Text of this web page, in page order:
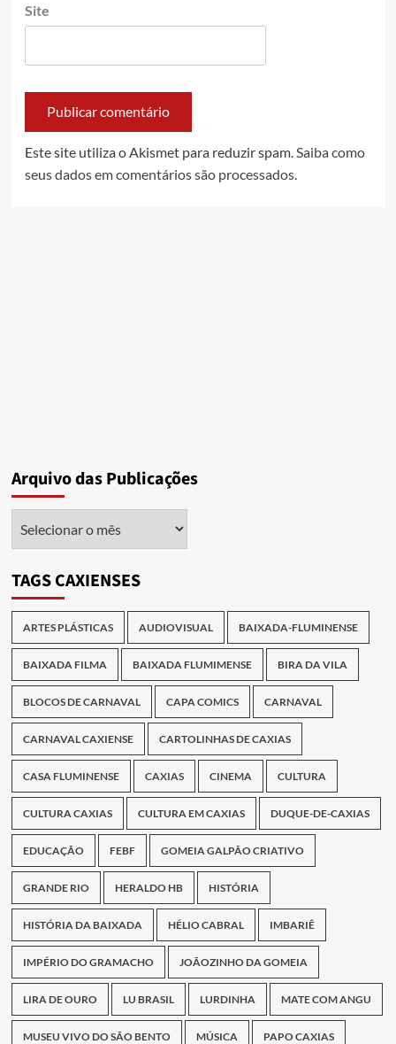
Site
Este site utiliza o Akismet para reduzir spam. Saiba como
seus dados em comentários são processados.
Arquivo das Publicações
TAGS CAXIENSES
ARTES PLÁSTICAS AUDIOVISUAL BAIXADA-FLUMINENSE
BAIXADA FILMA BAIXADA FLUMIMENSE BIRA DA VILA
BLOCOS DE CARNAVAL CAPA COMICS CARNAVAL
CARNAVAL CAXIENSE CARTOLINHAS DE CAXIAS
CASA FLUMINENSE CAXIAS CINEMA CULTURA
CULTURA CAXIAS CULTURA EM CAXIAS DUQUE-DE-CAXIAS
EDUCAÇÃO FEBF GOMEIA GALPÃO CRIATIVO
GRANDE RIO HERALDO HB HISTÓRIA
HISTÓRIA DA BAIXADA HÉLIO CABRAL IMBARIÊ
IMPÉRIO DO GRAMACHO JOÃOZINHO DA GOMEIA
LIRA DE OURO LU BRASIL LURDINHA MATE COM ANGU
MUSEU VIVO DO SÃO BENTO MÚSICA PAPO CAXIAS